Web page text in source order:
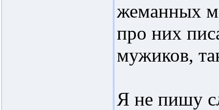
жеманных
про них
мужиков,
Я не пишу